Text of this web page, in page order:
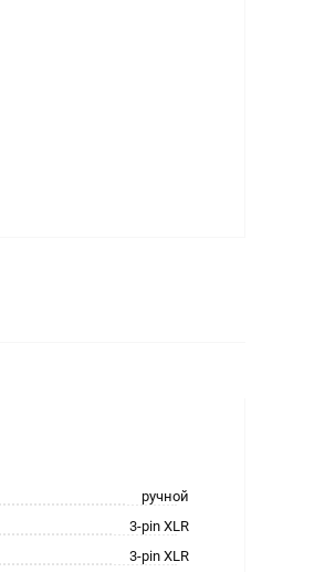
ручной
3-pin XLR
3-pin XLR